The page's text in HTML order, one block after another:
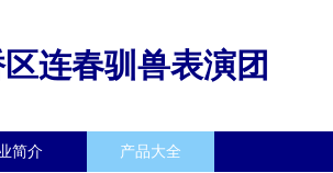
连春驯兽表演团
简介 产品大全